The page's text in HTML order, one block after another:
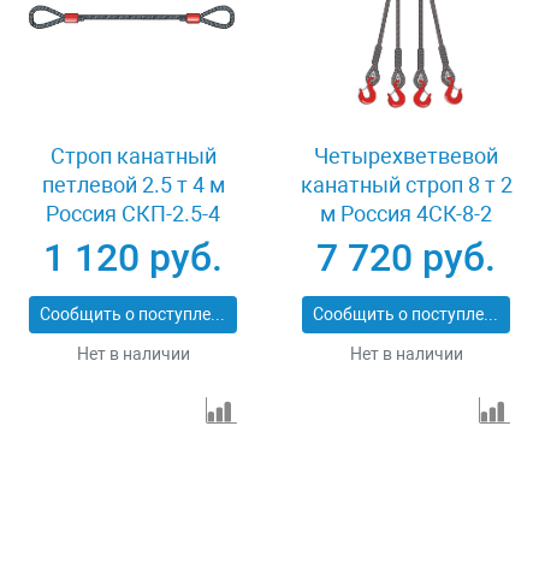
Строп канатный
петлевой 2.5 т 4 м
Россия СКП-2.5-4
1 120 руб.
Сообщить о поступлении
Нет в наличии
Четырехветвевой
канатный строп 8 т 2
м Россия 4СК-8-2
7 720 руб.
Сообщить о поступлении
Нет в наличии